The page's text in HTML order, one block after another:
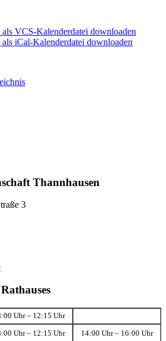
VCS-Kalenderdatei downloaden
iCal-Kalenderdatei downloaden
Thannhausen
3
Uhr – 12:15 Uhr
Uhr – 12:15 Uhr 14:00 Uhr – 16:00 Uhr